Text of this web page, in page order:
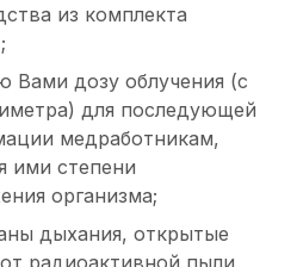
из комплекта
Вами дозу облучения (с
для последующей
медработникам,
ими степени
организма;
дыхания, открытые